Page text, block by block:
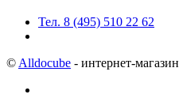
Тел. 8 (495) 510 22 62
© Alldocube - интернет-магазин